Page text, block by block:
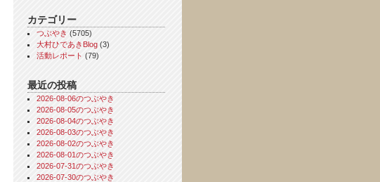
カテゴリー
つぶやき (5705)
大村ひであきBlog (3)
活動レポート (79)
最近の投稿
2026-08-06のつぶやき
2026-08-05のつぶやき
2026-08-04のつぶやき
2026-08-03のつぶやき
2026-08-02のつぶやき
2026-08-01のつぶやき
2026-07-31のつぶやき
2026-07-30のつぶやき